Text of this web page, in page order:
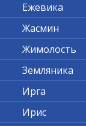
Ежевика
Жасмин
Жимолость
Земляника
Ирга
Ирис